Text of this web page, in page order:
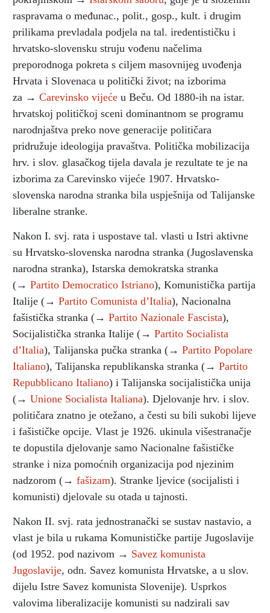
raspravama o međunac., polit., gosp., kult. i drugim
prilikama prevladala podjela na tal. iredentističku i
hrvatsko-slovensku struju vođenu načelima
preporodnoga pokreta s ciljem masovnijeg uvođenja
Hrvata i Slovenaca u politički život; na izborima
za → Carevinsko vijeće u Beču. Od 1880-ih na istar.
hrvatskoj političkoj sceni dominantnom se programu
narodnjaštva preko nove generacije političara
pridružuje ideologija pravaštva. Politička mobilizacija
hrv. i slov. glasačkog tijela davala je rezultate te je na
izborima za Carevinsko vijeće 1907. Hrvatsko-
slovenska narodna stranka bila uspješnija od Talijanske
liberalne stranke.
Nakon I. svj. rata i uspostave tal. vlasti u Istri aktivne
su Hrvatsko-slovenska narodna stranka (Jugoslavenska
narodna stranka), Istarska demokratska stranka
(→ Partito Democratico Istriano), Komunistička partija
Italije (→ Partito Comunista d’Italia), Nacionalna
fašistička stranka (→ Partito Nazionale Fascista),
Socijalistička stranka Italije (→ Partito Socialista
d’Italia), Talijanska pučka stranka (→ Partito Popolare
Italiano), Talijanska republikanska stranka (→ Partito
Repubblicano Italiano) i Talijanska socijalistička unija
(→ Unione Socialista Italiana). Djelovanje hrv. i slov.
političara znatno je otežano, a česti su bili sukobi lijeve
i fašističke opcije. Vlast je 1926. ukinula višestranačje
te dopustila djelovanje samo Nacionalne fašističke
stranke i niza pomoćnih organizacija pod njezinim
nadzorom (→ fašizam). Stranke ljevice (socijalisti i
komunisti) djelovale su otada u tajnosti.
Nakon II. svj. rata jednostranački se sustav nastavio, a
vlast je bila u rukama Komunističke partije Jugoslavije
(od 1952. pod nazivom → Savez komunista
Jugoslavije, odn. Savez komunista Hrvatske, a u slov.
dijelu Istre Savez komunista Slovenije). Usprkos
valovima liberalizacije komunisti su nadzirali sav